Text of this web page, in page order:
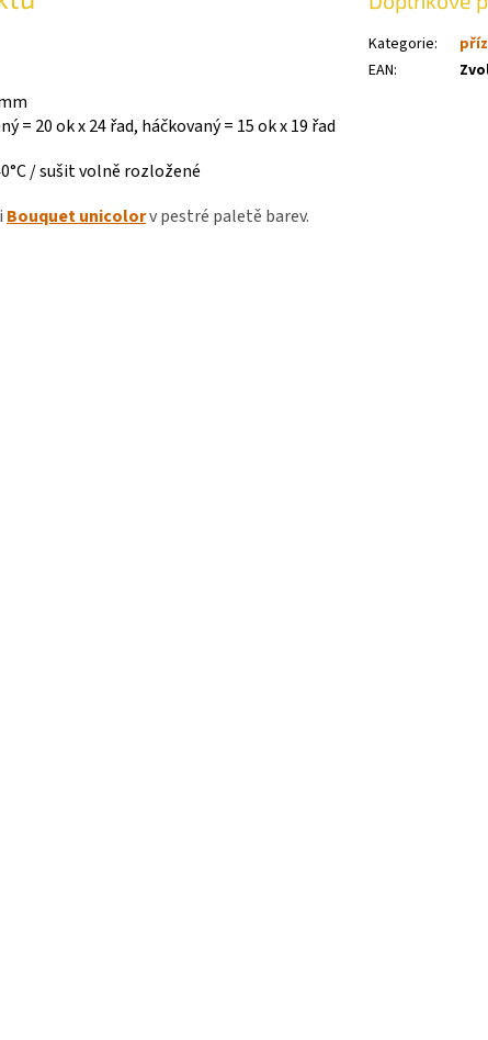
= 20 ok x 24 řad, háčkovaný = 15 ok x 19 řad
/ sušit volně rozložené
Bouquet unicolorv pestré paletě barev.
Kategorie:
EAN: